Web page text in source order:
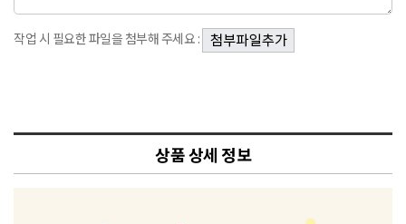
작업 시 필요한 파일을 첨부해 주세요 :
상품 상세 정보